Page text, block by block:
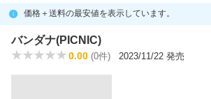
価格＋送料の最安値を表示しています。
バンダナ(PICNIC)
0.00 (0件) 2023/11/22 発売